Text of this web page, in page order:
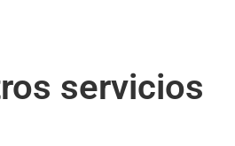
servicios